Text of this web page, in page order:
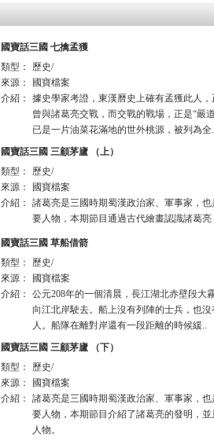
國寶話三國 七擒孟獲
類型：
歷史/
來源：
國寶檔案
介紹：
據史學家考證，東漢曆史上確有孟獲此人
曾與諸葛亮交戰，而交戰的戰場，正是“嚴
已是一片油菜花滿地的世外桃源，被列為全
國寶話三國 三顧茅廬 （上）
類型：
歷史/
來源：
國寶檔案
介紹：
諸葛亮是三國時期蜀漢政治家、軍事家，
要人物，本期節目通過古代繪畫認識諸葛
國寶話三國 草船借箭
類型：
歷史/
來源：
國寶檔案
介紹：
公元208年的一個清晨，長江湖北赤壁段大
向江北岸駛去。船上沒有列陣的士兵，也
人。船隊在離對岸還有一段距離的時候緩..
國寶話三國 三顧茅廬 （下）
類型：
歷史/
來源：
國寶檔案
介紹：
諸葛亮是三國時期蜀漢政治家、軍事家，
要人物，本期節目介紹了諸葛亮的發明，
人物。